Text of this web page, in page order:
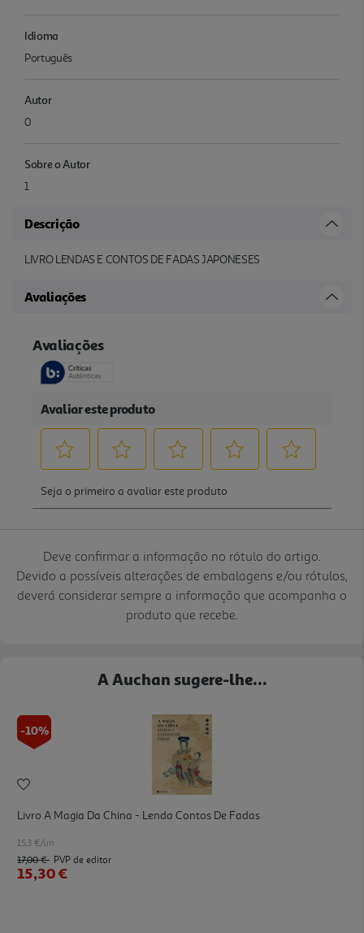
Idioma
Português
Autor
0
Sobre o Autor
1
Descrição
LIVRO LENDAS E CONTOS DE FADAS JAPONESES
Avaliações
Deve confirmar a informação no rótulo do artigo.
Devido a possíveis alterações de embalagens e/ou rótulos,
deverá considerar sempre a informação que acompanha o
produto que recebe.
A Auchan sugere-lhe...
-10%
Livro A Magia Da China - Lenda Contos De Fadas
15.3 €/un
17,00 € PVP de editor
15,30 €